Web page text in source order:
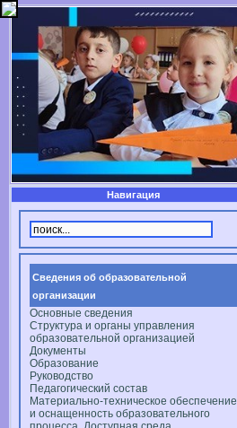
Навигация
Сведения об образовательной
организации
Основные сведения
Структура и органы управления
образовательной организацией
Документы
Образование
Руководство
Педагогический состав
Материально-техническое обеспечение
и оснащенность образовательного